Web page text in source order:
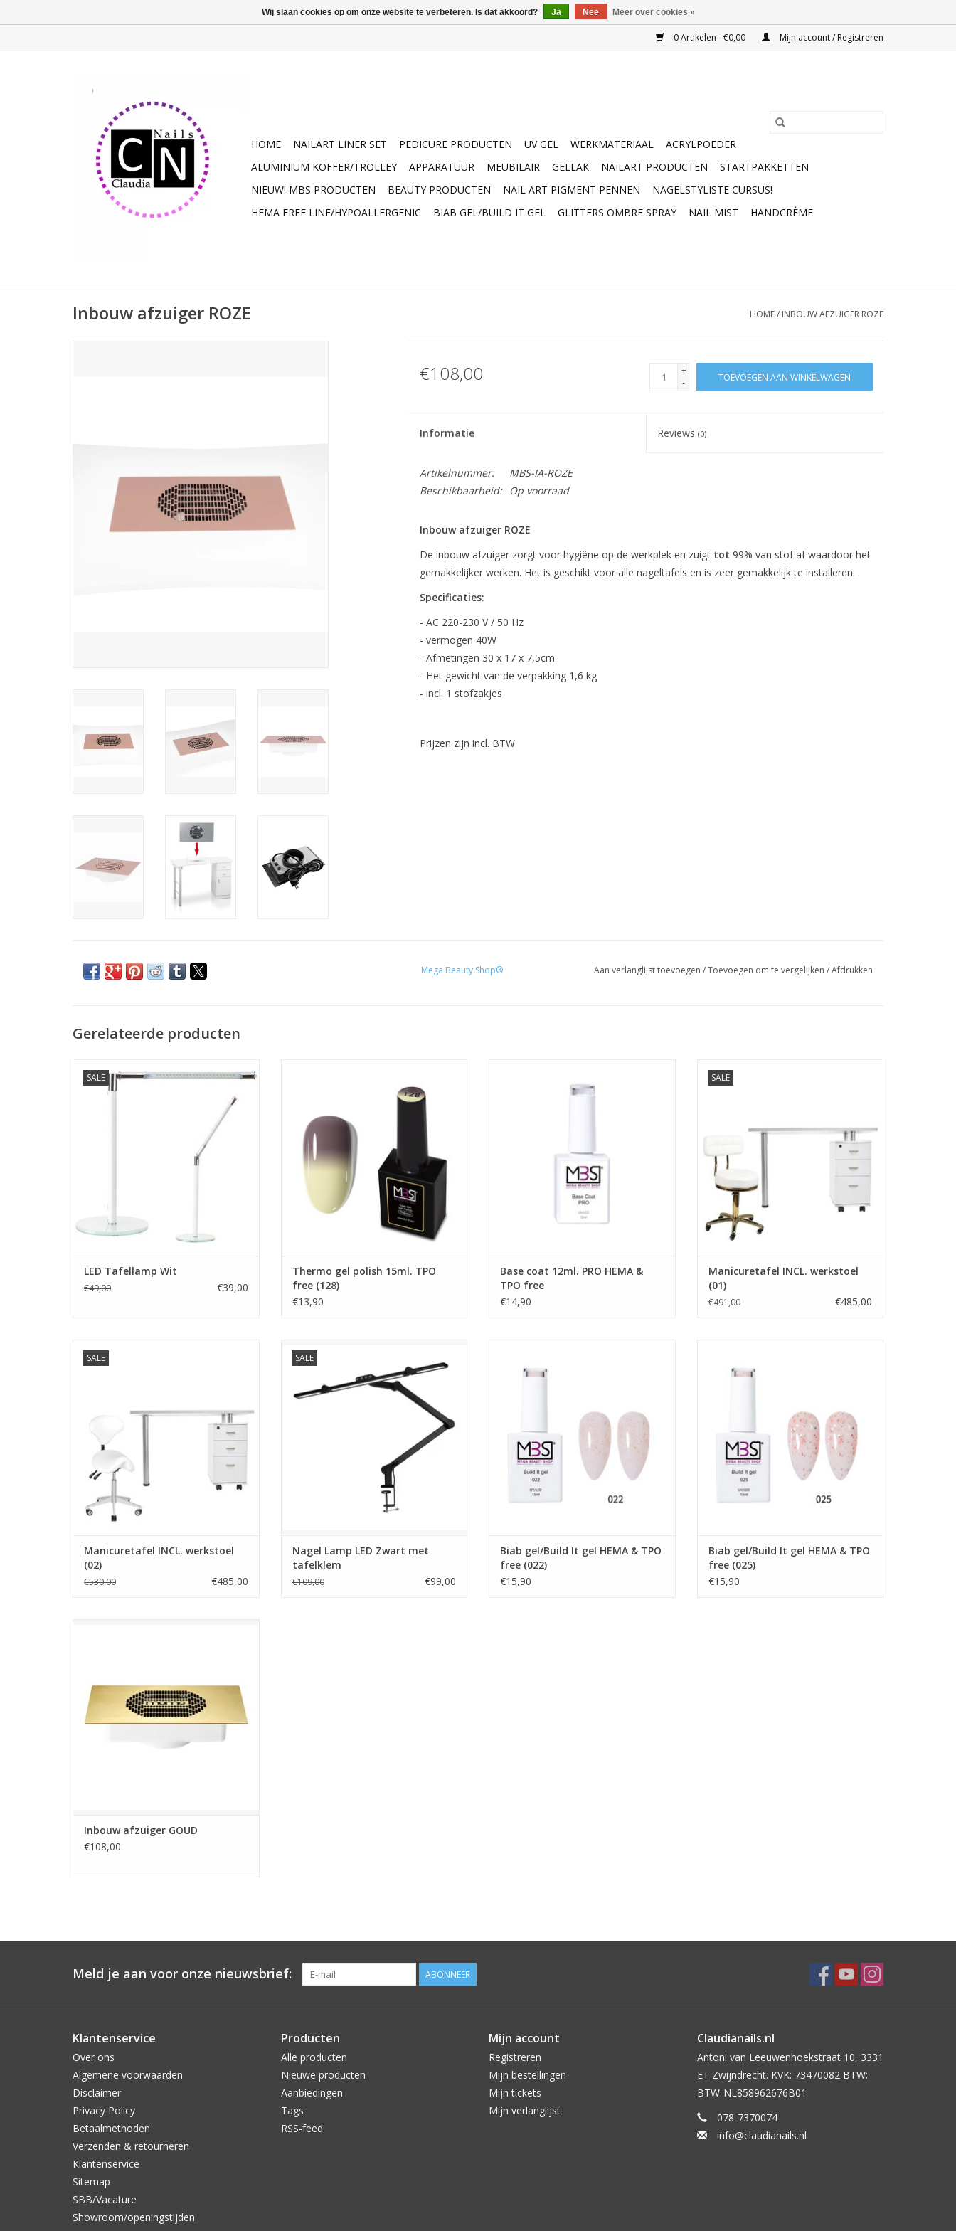
0 Artikelen - €0,00 Mijn account / Registreren
HOME NAILART LINER SET PEDICURE PRODUCTEN UV GEL WERKMATERIAAL
ACRYLPOEDER
ALUMINIUM KOFFER/TROLLEY
APPARATUUR MEUBILAIR GELLAK NAILART PRODUCTEN
STARTPAKKETTEN
NIEUW! MBS PRODUCTEN
BEAUTY PRODUCTEN NAIL ART PIGMENT PENNEN
NAGELSTYLISTE CURSUS!
HEMA FREE LINE/HYPOALLERGENIC
BIAB GEL/BUILD IT GEL GLITTERS OMBRE SPRAY NAIL MIST HANDCRÈME
Inbouw afzuiger ROZE HOME/ INBOUW AFZUIGER ROZE
€108,00
+
-
TOEVOEGEN AAN WINKELWAGEN
Informatie Reviews(0)
Artikelnummer:
MBS-IA-ROZE
Beschikbaarheid:
Op voorraad
Inbouw afzuiger ROZE
De inbouw afzuiger zorgt voor hygiëne op de werkplek en zuigt tot 99% van stof af waardoor het
gemakkelijker werken. Het is geschikt voor alle nageltafels en is zeer gemakkelijk te installeren.
Specificaties:
- AC 220-230 V / 50 Hz
- vermogen 40W
- Afmetingen 30 x 17 x 7,5cm
- Het gewicht van de verpakking 1,6 kg
- incl. 1 stofzakjes
Prijzen zijn incl. BTW
Mega Beauty Shop® Aan verlanglijst toevoegen /Toevoegen om te vergelijken /Afdrukken
Gerelateerde producten
SALE
Megabeautyshop.nl
Snelle levering en lage verzendkosten
TOEVOEGEN AAN WINKELWAGEN
LED Tafellamp Wit
€49,00 €39,00
Gel nagellak
Groothandel in nagelproducten
TOEVOEGEN AAN WINKELWAGEN
Thermo gel polish 15ml. TPO
free (128)
€13,90
Groothandel in nagelproducten
Base coat 12ml. PRO HEMA &
TPO free
€14,90
SALE
TOEVOEGEN AAN WINKELWAGEN
Manicuretafel INCL. werkstoel
(01)
€491,00 €485,00
SALE
TOEVOEGEN AAN WINKELWAGEN
Manicuretafel INCL. werkstoel
(02)
€530,00 €485,00
SALE
Bureaulamp
Schaduwloze
Groothandel in nagelproducten
Prijzen zijn incl. BTW
TOEVOEGEN AAN WINKELWAGEN
Nagel Lamp LED Zwart met
tafelklem
€109,00 €99,00
Acrylpoeder
Gellak
Nailart Flakes
Nailart glitters
Showroom
Prijzen zijn incl. BTW
Biab gel/Build It gel HEMA & TPO
free (022)
€15,90
Acrylpoeder
Gellak
Nailart Flakes
Nailart glitters
Showroom
Prijzen zijn incl. BTW
Biab gel/Build It gel HEMA & TPO
free (025)
€15,90
Prijzen zijn incl. BTW
TOEVOEGEN AAN WINKELWAGEN
Inbouw afzuiger GOUD
€108,00
Meld je aan voor onze nieuwsbrief: ABONNEER
Klantenservice
Over ons
Algemene voorwaarden
Disclaimer
Privacy Policy
Betaalmethoden
Verzenden & retourneren
Klantenservice
Sitemap
SBB/Vacature
Showroom/openingstijden
Producten
Alle producten
Nieuwe producten
Aanbiedingen
Tags
RSS-feed
Mijn account
Registreren
Mijn bestellingen
Mijn tickets
Mijn verlanglijst
Claudianails.nl
Antoni van Leeuwenhoekstraat 10, 3331
ET Zwijndrecht. KVK: 73470082 BTW:
BTW-NL858962676B01
078-7370074
info@claudianails.nl
Wij slaan cookies op om onze website te verbeteren. Is dat akkoord? Ja Nee Meer over cookies »